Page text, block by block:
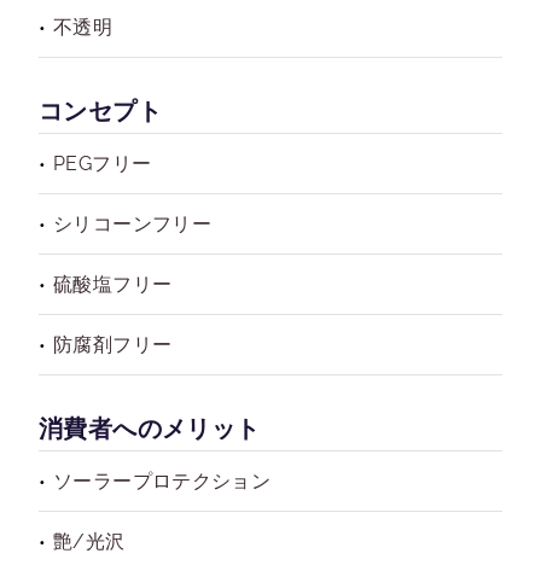
不透明
コンセプト
PEGフリー
シリコーンフリー
硫酸塩フリー
防腐剤フリー
消費者へのメリット
ソーラープロテクション
艶/光沢